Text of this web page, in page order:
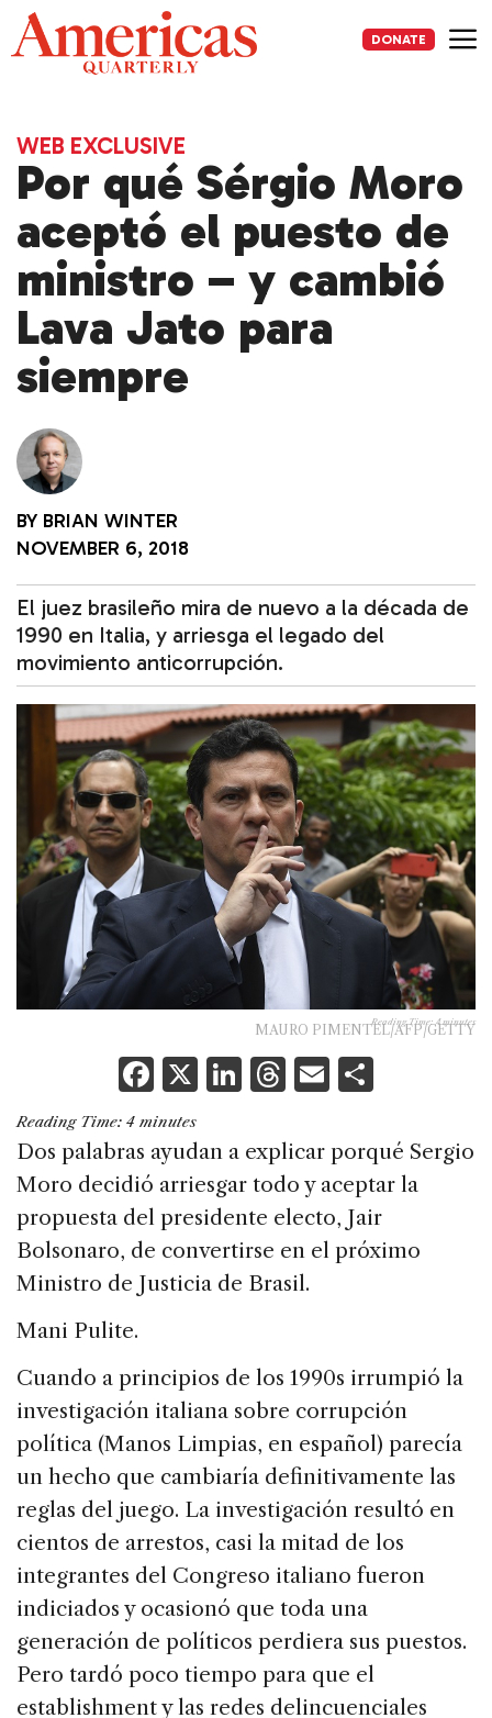
Skip
to
content
DONATE
WEB EXCLUSIVE
Por qué Sérgio Moro
aceptó el puesto de
ministro – y cambió
Lava Jato para
siempre
BY BRIAN WINTER
NOVEMBER 6, 2018
El juez brasileño mira de nuevo a la década de
1990 en Italia, y arriesga el legado del
movimiento anticorrupción.
Reading Time: 4 minutes
MAURO PIMENTEL/AFP/GETTY
F
a
c
e
b
o
o
X Li
k
e
dI
n
T
re
a
d
s
E
ai
l
ar
e
Reading Time: 4 minutes
Dos palabras ayudan a explicar porqué Sergio
Moro decidió arriesgar todo y aceptar la
propuesta del presidente electo, Jair
Bolsonaro, de convertirse en el próximo
Ministro de Justicia de Brasil.
Mani Pulite.
Cuando a principios de los 1990s irrumpió la
investigación italiana sobre corrupción
política (Manos Limpias, en español) parecía
un hecho que cambiaría definitivamente las
reglas del juego. La investigación resultó en
cientos de arrestos, casi la mitad de los
integrantes del Congreso italiano fueron
indiciados y ocasionó que toda una
generación de políticos perdiera sus puestos.
Pero tardó poco tiempo para que el
establishment y las redes delincuenciales